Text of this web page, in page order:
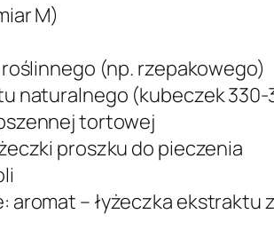
M)
roślinnego (np. rzepakowego)
naturalnego (kubeczek 330-
tortowej
proszku do pieczenia
aromat – łyżeczka